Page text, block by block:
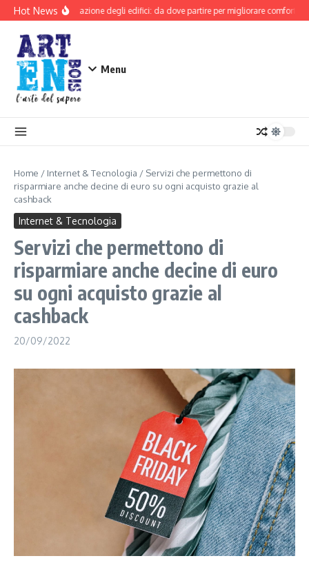
Salta al contenuto
Hot NewsRiqualificazione degli edifici: da dove partire per migliorare comfort e
Menu
Home / Internet & Tecnologia / Servizi che permettono di
risparmiare anche decine di euro su ogni acquisto grazie al
cashback
Internet & Tecnologia
Servizi che permettono di
risparmiare anche decine di euro
su ogni acquisto grazie al
cashback
20/09/2022